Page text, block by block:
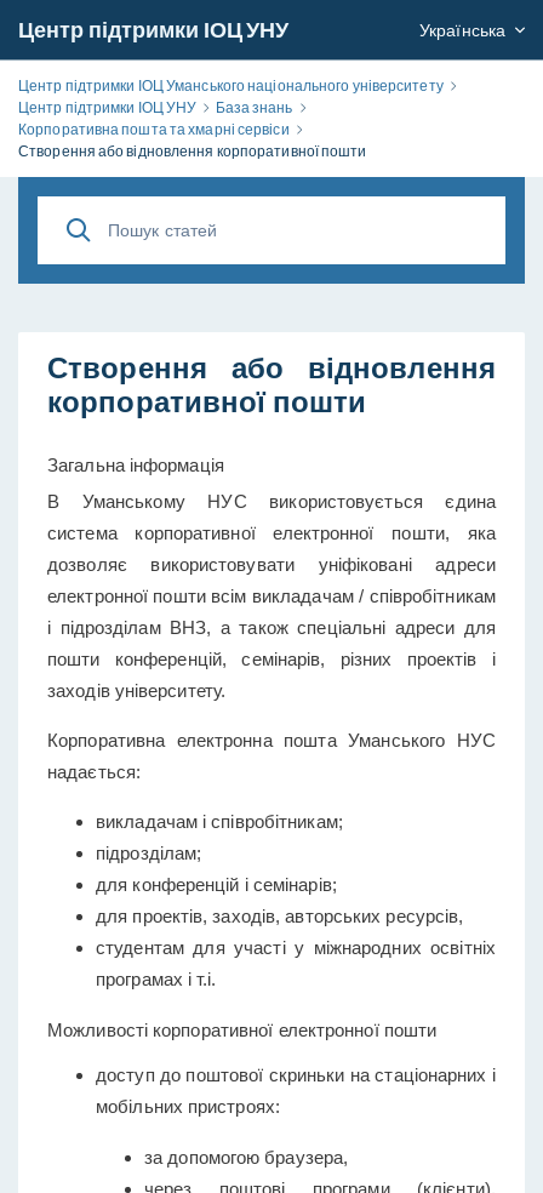
Центр підтримки ІОЦ УНУ Українська
Центр підтримки ІОЦ Уманського національного університету
Центр підтримки ІОЦ УНУ
База знань
Корпоративна пошта та хмарні сервіси
Створення або відновлення корпоративної пошти
Створення або відновлення
корпоративної пошти
Загальна інформація
В Уманському НУС використовується єдина
система корпоративної електронної пошти, яка
дозволяє використовувати уніфіковані адреси
електронної пошти всім викладачам / співробітникам
і підрозділам ВНЗ, а також спеціальні адреси для
пошти конференцій, семінарів, різних проектів і
заходів університету.
Корпоративна електронна пошта Уманського НУС
надається:
викладачам і співробітникам;
підрозділам;
для конференцій і семінарів;
для проектів, заходів, авторських ресурсів,
студентам для участі у міжнародних освітніх
програмах і т.і.
Можливості корпоративної електронної пошти
доступ до поштової скриньки на стаціонарних і
мобільних пристроях:
за допомогою браузера,
через поштові програми (клієнти),